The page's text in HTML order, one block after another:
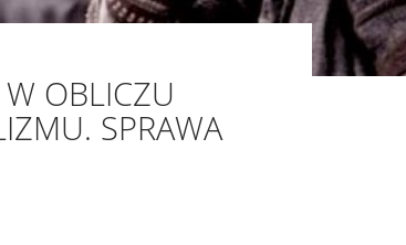
OBLICZU
SPRAWA